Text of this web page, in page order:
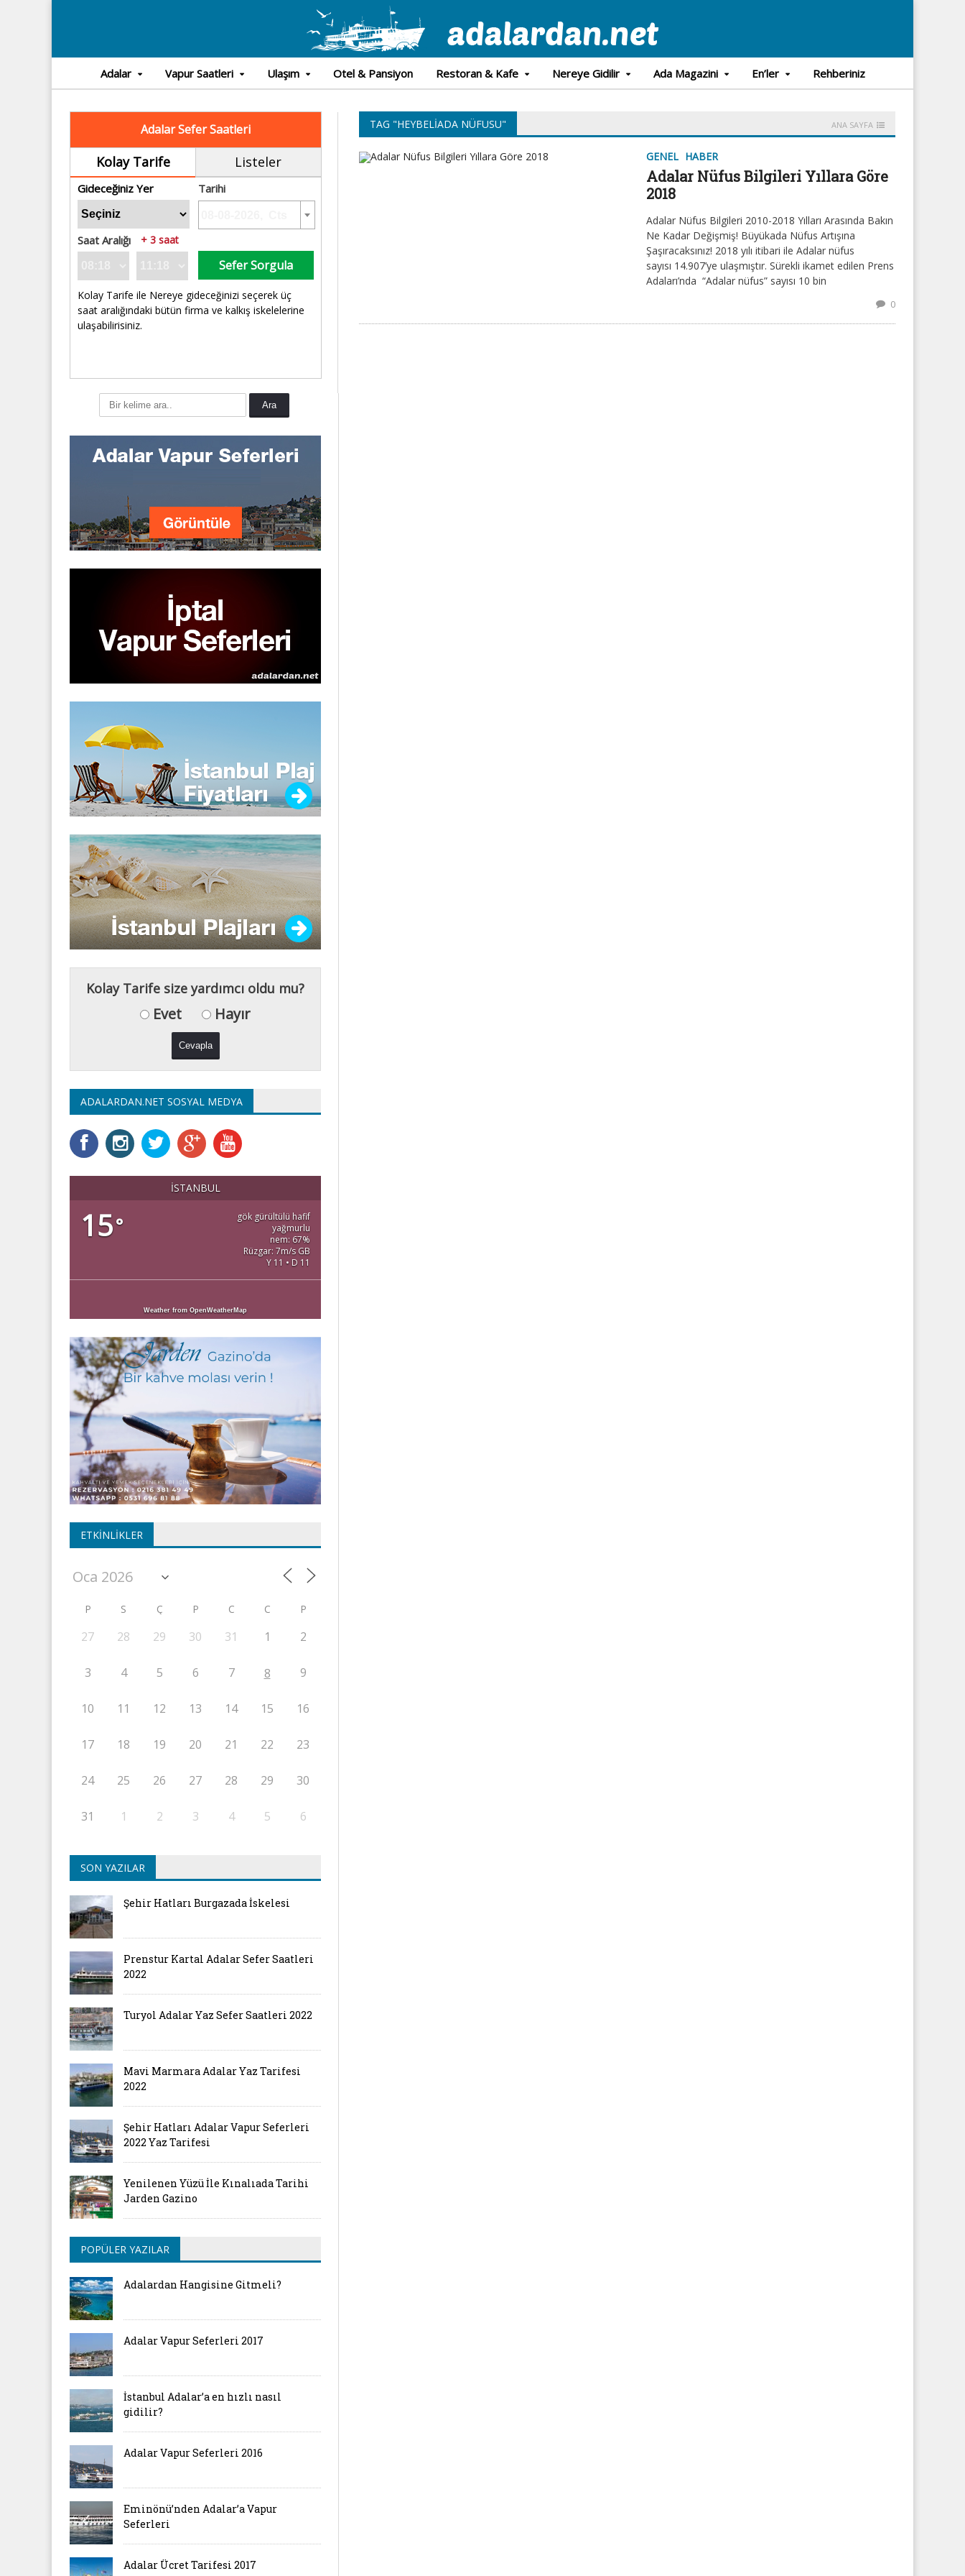
Adalar Vapur Saatleri Ulaşım Otel & Pansiyon Restoran & Kafe Nereye Gidilir Ada Magazini En’ler Rehberiniz
Adalar Sefer Saatleri
Kolay Tarife Listeler
Gideceğiniz Yer Tarihi
Saat Aralığı + 3 saat
Sefer Sorgula
Kolay Tarife ile Nereye gideceğinizi seçerek üç
saat aralığındaki bütün firma ve kalkış iskelelerine
ulaşabilirisiniz.
TAG "HEYBELIADA NÜFUSU" ANA SAYFA
GENEL HABER
Adalar Nüfus Bilgileri Yıllara Göre
2018
Adalar Nüfus Bilgileri 2010-2018 Yılları Arasında Bakın
Ne Kadar Değişmiş! Büyükada Nüfus Artışına
Şaşıracaksınız! 2018 yılı itibari ile Adalar nüfus
sayısı 14.907’ye ulaşmıştır. Sürekli ikamet edilen Prens
Adaları’nda “Adalar nüfus” sayısı 10 bin
0
Kolay Tarife size yardımcı oldu mu?
Evet Hayır
ADALARDAN.NET SOSYAL MEDYA
İSTANBUL
15°
gök gürültülü hafif
yağmurlu
nem: 67%
Rüzgar: 7m/s GB
Y 11 • D 11
Weather from OpenWeatherMap
ETKINLIKLER
P S Ç P C C P
27 28 29 30 31 1 2
3 4 5 6 7 8 9
10 11 12 13 14 15 16
17 18 19 20 21 22 23
24 25 26 27 28 29 30
31 1 2 3 4 5 6
SON YAZILAR
Şehir Hatları Burgazada İskelesi
Prenstur Kartal Adalar Sefer Saatleri
2022
Turyol Adalar Yaz Sefer Saatleri 2022
Mavi Marmara Adalar Yaz Tarifesi
2022
Şehir Hatları Adalar Vapur Seferleri
2022 Yaz Tarifesi
Yenilenen Yüzü İle Kınalıada Tarihi
Jarden Gazino
POPÜLER YAZILAR
Adalardan Hangisine Gitmeli?
Adalar Vapur Seferleri 2017
İstanbul Adalar’a en hızlı nasıl
gidilir?
Adalar Vapur Seferleri 2016
Eminönü’nden Adalar’a Vapur
Seferleri
Adalar Ücret Tarifesi 2017